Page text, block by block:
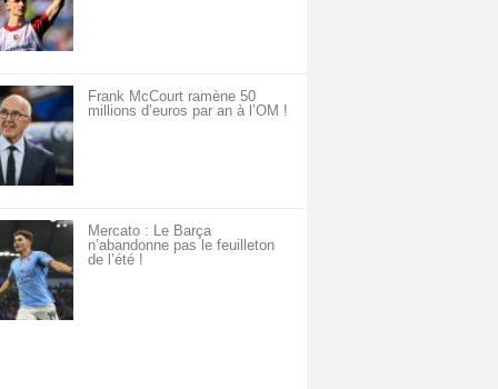
Frank McCourt ramène 50
millions d’euros par an à l’OM !
Mercato : Le Barça
n’abandonne pas le feuilleton
de l’été !